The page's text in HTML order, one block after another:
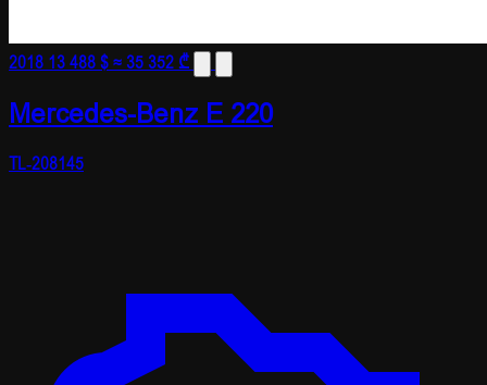
2018 13 488 $≈ 35 352 ₾
Mercedes-Benz E 220
TL-208145